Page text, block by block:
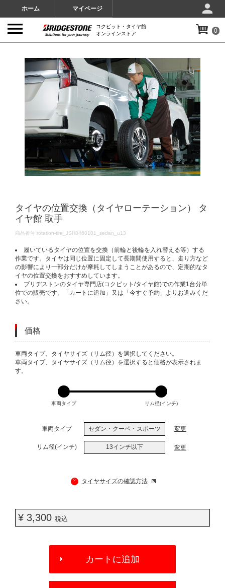
ホーム マイページ
コクピット・タイヤ館
オンラインストア
0
タイヤの位置交換（タイヤローテーション） タ
イヤ館 取手
DETAILS
商品番号 rotation-tire_JSH8460101_sedan_u13
履いているタイヤの位置を交換（前輪と後輪を入れ替える等）する
作業です。タイヤは同じ位置に固定して長期間使用すると、走り方など
の影響により一部分だけが摩耗してしまうことがあるので、定期的なタ
イヤの位置交換をおすすめしています。
ブリヂストンのタイヤ専門店(コクピット/タイヤ館)での作業1台分単
位での販売です。「カートに追加」又は「今すぐ予約」よりお進みくだ
さい。
価格
VARIATIONS
車両タイプ、タイヤサイズ（リム径）を選択してください。
車両タイプ、タイヤサイズ（リム径）を選択すると価格が表示されま
す。
車両タイプ リム径(インチ)
車両タイプ セダン・クーペ・スポーツ 変更
リム径(インチ) 13インチ以下 変更
? タイヤサイズの確認方法
¥ 3,300 税込
OPTIONS
カートに追加